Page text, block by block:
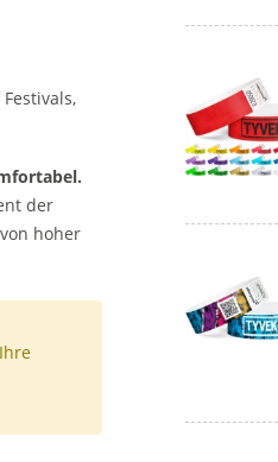
der
hoher